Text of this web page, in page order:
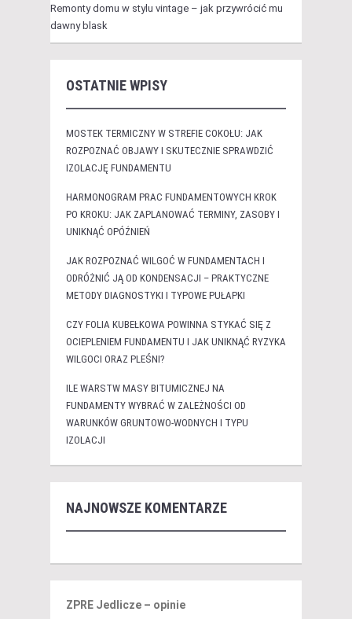
Remonty domu w stylu vintage – jak przywrócić mu
dawny blask
OSTATNIE WPISY
MOSTEK TERMICZNY W STREFIE COKOŁU: JAK
ROZPOZNAĆ OBJAWY I SKUTECZNIE SPRAWDZIĆ
IZOLACJĘ FUNDAMENTU
HARMONOGRAM PRAC FUNDAMENTOWYCH KROK
PO KROKU: JAK ZAPLANOWAĆ TERMINY, ZASOBY I
UNIKNĄĆ OPÓŹNIEŃ
JAK ROZPOZNAĆ WILGOĆ W FUNDAMENTACH I
ODRÓŻNIĆ JĄ OD KONDENSACJI – PRAKTYCZNE
METODY DIAGNOSTYKI I TYPOWE PUŁAPKI
CZY FOLIA KUBEŁKOWA POWINNA STYKAĆ SIĘ Z
OCIEPLENIEM FUNDAMENTU I JAK UNIKNĄĆ RYZYKA
WILGOCI ORAZ PLEŚNI?
ILE WARSTW MASY BITUMICZNEJ NA
FUNDAMENTY WYBRAĆ W ZALEŻNOŚCI OD
WARUNKÓW GRUNTOWO-WODNYCH I TYPU
IZOLACJI
NAJNOWSZE KOMENTARZE
ZPRE Jedlicze – opinie